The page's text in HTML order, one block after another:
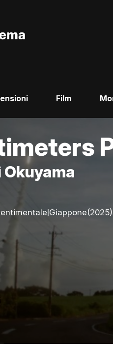
Film
|Giappone(2025)